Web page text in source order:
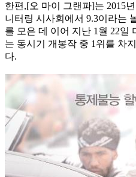
한편,[오 마이 그랜파]는 2015
니터링 시사회에서 9.3이라는
를 모은 데 이어 지난 1월 22일
는 동시기 개봉작 중 1위를 차
다.